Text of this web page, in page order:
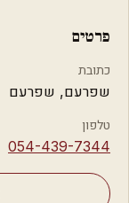
פרטים
כתובת
שפרעם, שפרעם
טלפון
⁦054-439-7344⁩